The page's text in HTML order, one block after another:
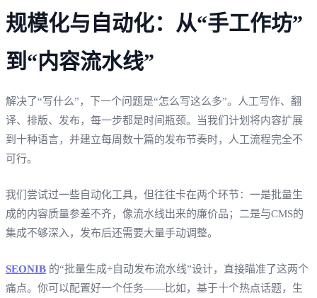
规模化与自动化：从“手工作坊”
到“内容流水线”
解决了“写什么”，下一个问题是“怎么写这么多”。人工写作、翻
译、排版、发布，每一步都是时间瓶颈。当我们计划将内容扩展
到十种语言，并建立每周数十篇的发布节奏时，人工流程完全不
可行。
我们尝试过一些自动化工具，但往往卡在两个环节：一是批量生
成的内容质量参差不齐，像流水线出来的廉价品；二是与CMS的
集成不够深入，发布后还需要大量手动调整。
SEONIB 的“批量生成+自动发布流水线”设计，直接瞄准了这两个
痛点。你可以配置好一个任务——比如，基于十个热点话题，生